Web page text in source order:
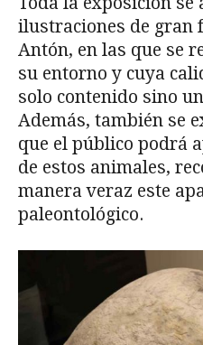
ilustraciones de gran
Antón, en las que se
su entorno y cuya
solo contenido sino
Además, también se
que el público podrá
de estos animales,
manera veraz este
paleontológico.